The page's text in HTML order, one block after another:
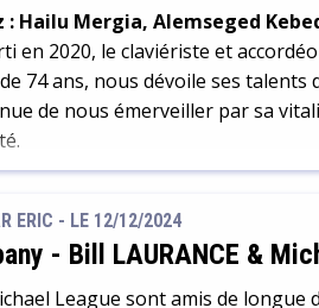
Hailu Mergia, Alemseged
en 2020, le claviériste et
74 ans, nous dévoile ses talents
de nous émerveiller par sa
ERIC - LE 12/12/2024
- Bill LAURANCE &
League sont amis de longue